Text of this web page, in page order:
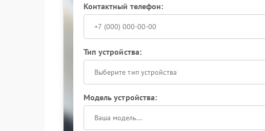
Контактный телефон:
Тип устройства:
Выберите тип устройства
Модель устройства: